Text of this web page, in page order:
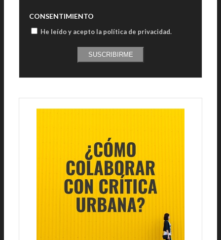
CONSENTIMIENTO
He leído y acepto la política de privacidad.
SUSCRIBIRME